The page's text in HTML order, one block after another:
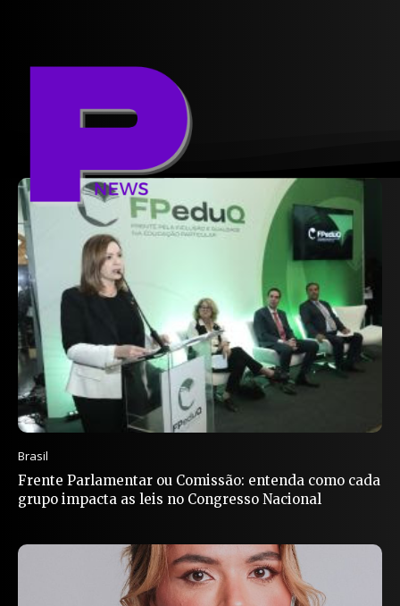
Brasil
Frente Parlamentar ou Comissão: entenda como cada
grupo impacta as leis no Congresso Nacional